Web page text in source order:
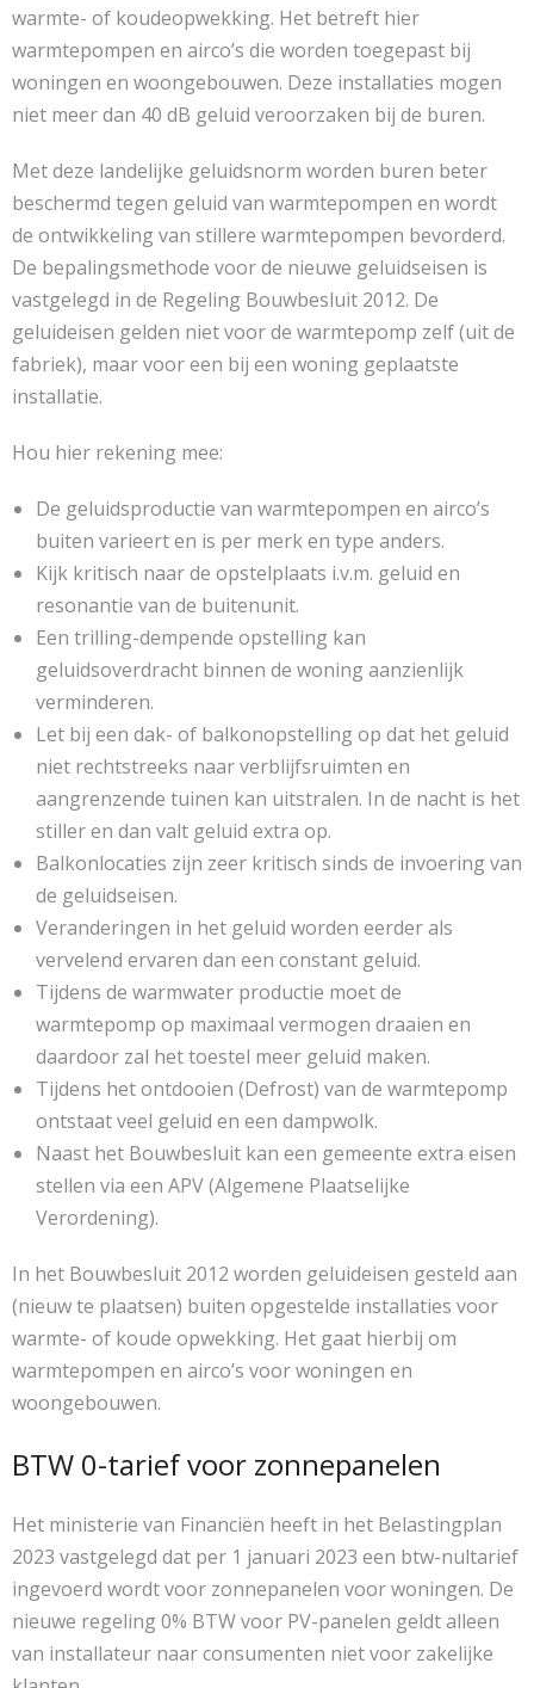
warmte- of koudeopwekking. Het betreft hier
warmtepompen en airco’s die worden toegepast bij
woningen en woongebouwen. Deze installaties mogen
niet meer dan 40 dB geluid veroorzaken bij de buren.
Met deze landelijke geluidsnorm worden buren beter
beschermd tegen geluid van warmtepompen en wordt
de ontwikkeling van stillere warmtepompen bevorderd.
De bepalingsmethode voor de nieuwe geluidseisen is
vastgelegd in de Regeling Bouwbesluit 2012. De
geluideisen gelden niet voor de warmtepomp zelf (uit de
fabriek), maar voor een bij een woning geplaatste
installatie.
Hou hier rekening mee:
De geluidsproductie van warmtepompen en airco’s
buiten varieert en is per merk en type anders.
Kijk kritisch naar de opstelplaats i.v.m. geluid en
resonantie van de buitenunit.
Een trilling-dempende opstelling kan
geluidsoverdracht binnen de woning aanzienlijk
verminderen.
Let bij een dak- of balkonopstelling op dat het geluid
niet rechtstreeks naar verblijfsruimten en
aangrenzende tuinen kan uitstralen. In de nacht is het
stiller en dan valt geluid extra op.
Balkonlocaties zijn zeer kritisch sinds de invoering van
de geluidseisen.
Veranderingen in het geluid worden eerder als
vervelend ervaren dan een constant geluid.
Tijdens de warmwater productie moet de
warmtepomp op maximaal vermogen draaien en
daardoor zal het toestel meer geluid maken.
Tijdens het ontdooien (Defrost) van de warmtepomp
ontstaat veel geluid en een dampwolk.
Naast het Bouwbesluit kan een gemeente extra eisen
stellen via een APV (Algemene Plaatselijke
Verordening).
In het Bouwbesluit 2012 worden geluideisen gesteld aan
(nieuw te plaatsen) buiten opgestelde installaties voor
warmte- of koude opwekking. Het gaat hierbij om
warmtepompen en airco’s voor woningen en
woongebouwen.
BTW 0-tarief voor zonnepanelen
​Het ministerie van Financiën heeft in het Belastingplan
2023 vastgelegd dat per 1 januari 2023 een btw-nultarief
ingevoerd wordt voor zonnepanelen voor woningen. De
nieuwe regeling 0% BTW voor PV-panelen geldt alleen
van installateur naar consumenten niet voor zakelijke